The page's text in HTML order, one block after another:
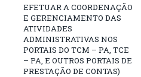
EFETUAR A COORDENAÇÃO
E GERENCIAMENTO DAS
ATIVIDADES
ADMINISTRATIVAS NOS
PORTAIS DO TCM – PA, TCE
– PA, E OUTROS PORTAIS DE
PRESTAÇÃO DE CONTAS)